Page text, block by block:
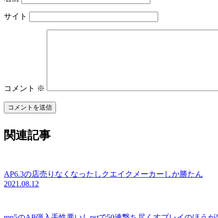
サイト
コメント ※
関連記事
AP6.3の店売りなくなったしクエイクメーカーしか勝たん
2021.08.12